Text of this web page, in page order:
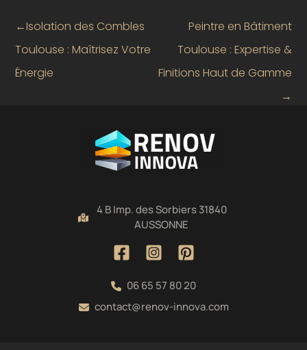
←Isolation des Combles
Toulouse : Maîtrisez Votre
Énergie
Peintre en Bâtiment
Toulouse : Expertise &
Finitions Haut de Gamme
→
4 B Imp. des Sorbiers 31840
AUSSONNE
06 65 57 80 20
contact@renov-innova.com